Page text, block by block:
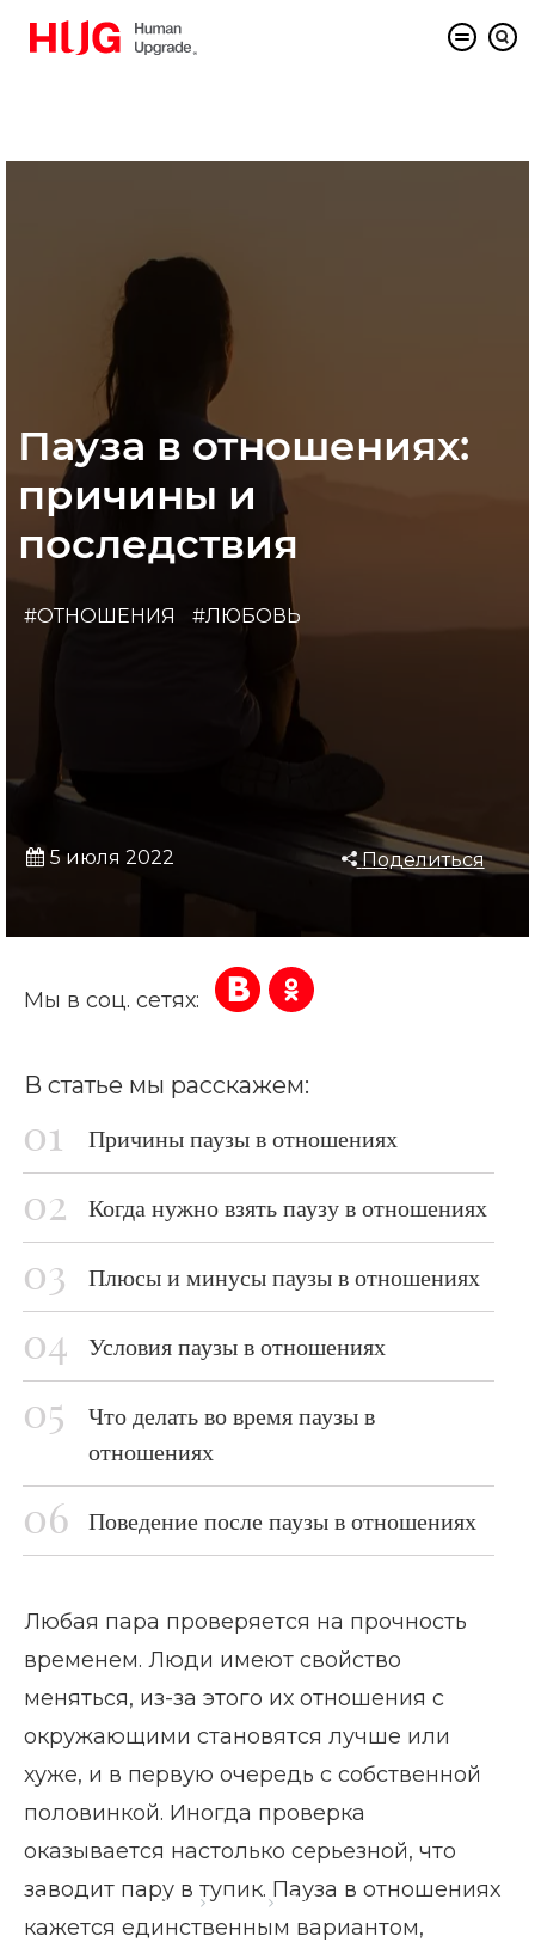
Главная страница Блог Пауза в отношениях
Пауза в отношениях:
причины и
последствия
#ОТНОШЕНИЯ #ЛЮБОВЬ
5 июля 2022 Поделиться
Мы в соц. сетях:
В статье мы расскажем:
Причины паузы в отношениях
Когда нужно взять паузу в отношениях
Плюсы и минусы паузы в отношениях
Условия паузы в отношениях
Что делать во время паузы в
отношениях
Поведение после паузы в отношениях
Любая пара проверяется на прочность
временем. Люди имеют свойство
меняться, из-за этого их отношения с
окружающими становятся лучше или
хуже, и в первую очередь с собственной
половинкой. Иногда проверка
оказывается настолько серьезной, что
заводит пару в тупик. Пауза в отношениях
кажется единственным вариантом,